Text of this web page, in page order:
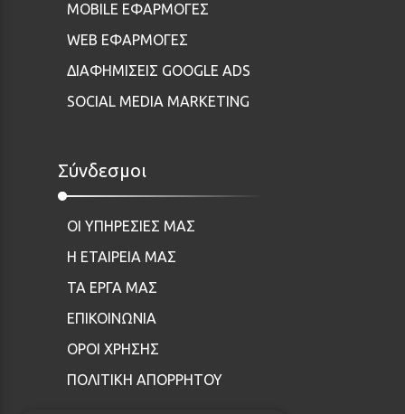
MOBILE ΕΦΑΡΜΟΓΕΣ
WEB ΕΦΑΡΜΟΓΕΣ
ΔΙΑΦΗΜΙΣΕΙΣ GOOGLE ADS
SOCIAL MEDIA MARKETING
Σύνδεσμοι
ΟΙ ΥΠΗΡΕΣΙΕΣ ΜΑΣ
Η ΕΤΑΙΡΕΙΑ ΜΑΣ
ΤΑ ΕΡΓΑ ΜΑΣ
ΕΠΙΚΟΙΝΩΝΙΑ
ΟΡΟΙ ΧΡΗΣΗΣ
ΠΟΛΙΤΙΚΗ ΑΠΟΡΡΗΤΟΥ